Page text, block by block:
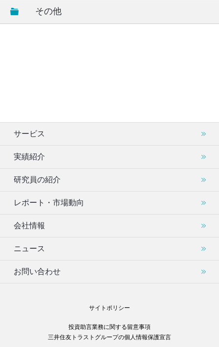
その他
サービス
実績紹介
研究員の紹介
レポート・市場動向
会社情報
ニュース
お問い合わせ
サイトポリシー
投資助言業務に関する留意事項
三井住友トラストグループの個人情報保護宣言